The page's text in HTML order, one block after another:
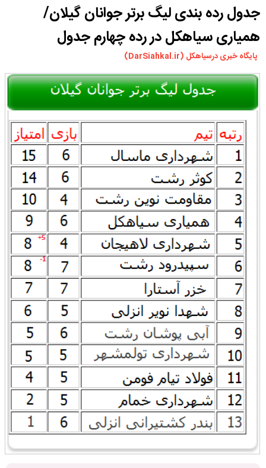
ورزشی
چندرسانه ای
درباره ما
جدول رده بندی لیگ برتر جوانان گیلان/
همیاری سیاهکل در رده چهارم جدول
پایگاه خبری درسیاهکل (DarSiahkal.ir)